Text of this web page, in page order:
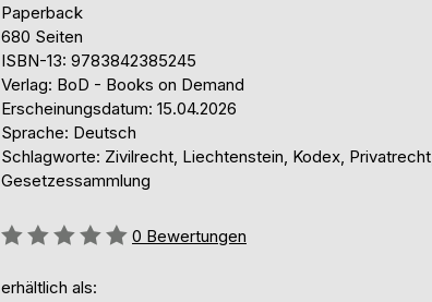
Paperback
680 Seiten
ISBN-13: 9783842385245
Verlag: BoD - Books on Demand
Erscheinungsdatum: 15.04.2026
Sprache: Deutsch
Schlagworte: Zivilrecht, Liechtenstein, Kodex, Privatrecht,
Gesetzessammlung
Bewertung::
0 Bewertungen
erhältlich als: